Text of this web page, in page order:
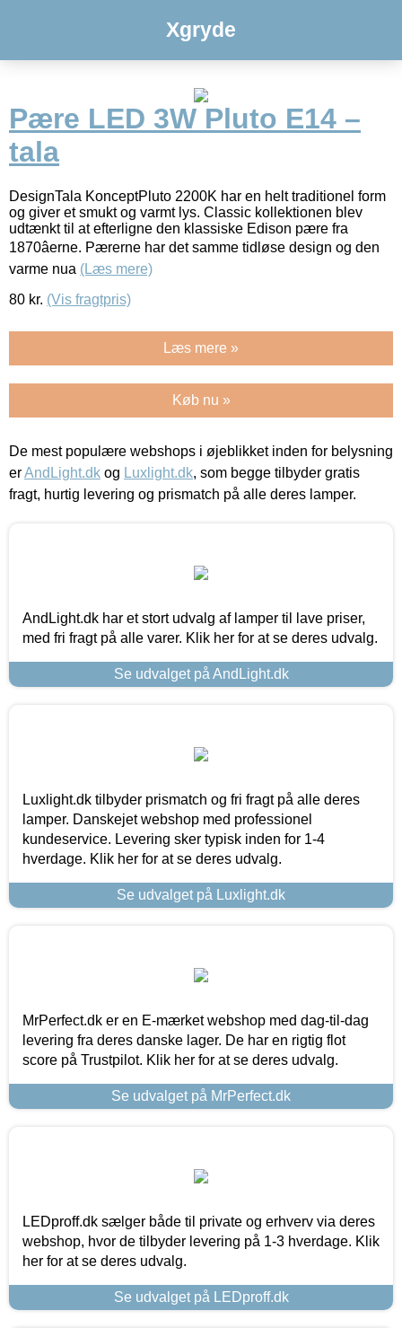
Xgryde
Pære LED 3W Pluto E14 –
tala
DesignTala KonceptPluto 2200K har en helt traditionel form
og giver et smukt og varmt lys. Classic kollektionen blev
udtænkt til at efterligne den klassiske Edison pære fra
1870âerne. Pærerne har det samme tidløse design og den
varme nua (Læs mere)
80 kr. (Vis fragtpris)
Læs mere »
Køb nu »
De mest populære webshops i øjeblikket inden for belysning
erAndLight.dk og Luxlight.dk, som begge tilbyder gratis
fragt, hurtig levering og prismatch på alle deres lamper.
AndLight.dk har et stort udvalg af lamper til lave priser,
med fri fragt på alle varer. Klik her for at se deres udvalg.
Se udvalget på AndLight.dk
Luxlight.dk tilbyder prismatch og fri fragt på alle deres
lamper. Danskejet webshop med professionel
kundeservice. Levering sker typisk inden for 1-4
hverdage. Klik her for at se deres udvalg.
Se udvalget på Luxlight.dk
MrPerfect.dk er en E-mærket webshop med dag-til-dag
levering fra deres danske lager. De har en rigtig flot
score på Trustpilot. Klik her for at se deres udvalg.
Se udvalget på MrPerfect.dk
LEDproff.dk sælger både til private og erhverv via deres
webshop, hvor de tilbyder levering på 1-3 hverdage. Klik
her for at se deres udvalg.
Se udvalget på LEDproff.dk